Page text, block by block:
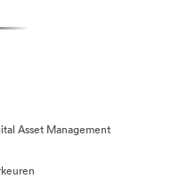
Asset Management